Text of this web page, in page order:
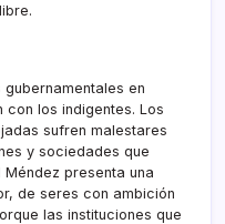
en
los indigentes. Los
sufren malestares
y sociedades que
presenta una
de seres con ambición
las instituciones que